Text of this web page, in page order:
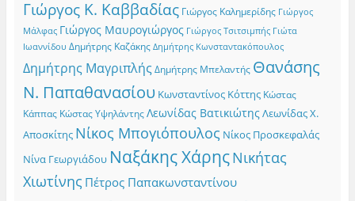
Γιώργος Κ. Καββαδίας Γιώργος Καλημερίδης Γιώργος
Μάλφας Γιώργος Μαυρογιώργος Γιώργος Τσιτσιμπής Γιώτα
Ιωαννίδου Δημήτρης Καζάκης Δημήτρης Κωνσταντακόπουλος
Δημήτρης Μαγριπλής Δημήτρης Μπελαντής Θανάσης
Ν. Παπαθανασίου Κωνσταντίνος Κόττης Κώστας
Κάππας Κώστας Υψηλάντης Λεωνίδας ΒατικιώτηςΛεωνίδας Χ.
Αποσκίτης Νίκος Μπογιόπουλος Νίκος Προσκεφαλάς
Νίνα Γεωργιάδου Ναξάκης ΧάρηςΝικήτας
Χιωτίνης Πέτρος Παπακωνσταντίνου